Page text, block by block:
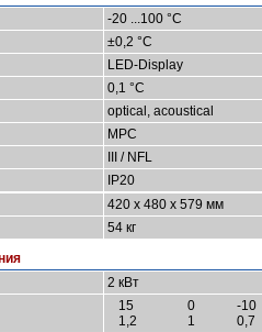
-20 ...100 °C
±0,2 °C
LED-Display
0,1 °C
optical, acoustical
MPC
III / NFL
IP20
420 x 480 x 579 мм
54 кг
2 кВт
15 0
-10
1,2
1
0,7